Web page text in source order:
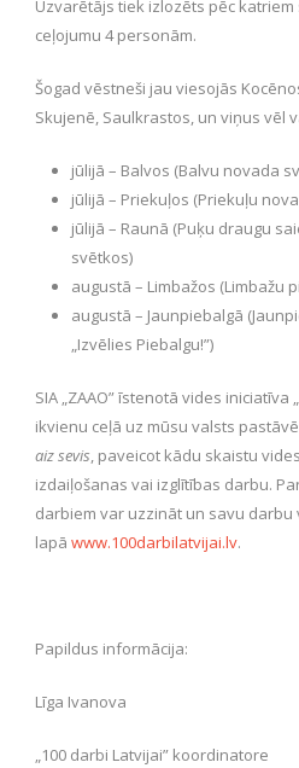
Uzvarētājs tiek izlozēts pēc
ceļojumu 4 personām.
Šogad vēstneši jau viesojās
Skujenē, Saulkrastos, un viņus vēl
jūlijā – Balvos (Balvu novada
jūlijā – Priekuļos (Priekuļu
jūlijā – Raunā (Puķu draugu
svētkos)
augustā – Limbažos (Limbažu
augustā – Jaunpiebalgā
„Izvēlies Piebalgu!”)
SIA „ZAAO” īstenotā vides iniciatīva
ikvienu ceļā uz mūsu valsts
aiz sevis, paveicot kādu skaistu
izdaiļošanas vai izglītības darbu.
darbiem var uzzināt un savu
lapā www.100darbilatvijai.lv.
Papildus informācija:
Līga Ivanova
„100 darbi Latvijai” koordinatore